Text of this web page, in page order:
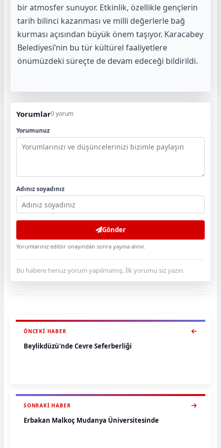
bir atmosfer sunuyor. Etkinlik, özellikle gençlerin
tarih bilinci kazanması ve milli değerlerle bağ
kurması açısından büyük önem taşıyor. Karacabey
Belediyesi’nin bu tür kültürel faaliyetlere
önümüzdeki süreçte de devam edeceği bildirildi.
Yorumlar0 yorum
Yorumunuz
Adınız soyadınız
Gönder
Yorumlarınız editör onayından sonra yayına alınır.
Bu habere henüz yorum yapılmamış. İlk yorumu siz yazın.
ÖNCEKI HABER
Beylikdüzü'nde Cevre Seferberliği
SONRAKI HABER
Erbakan Malkoç Mudanya Üniversitesinde